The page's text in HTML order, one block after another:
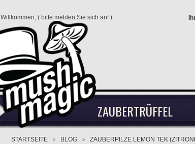
Willkommen, ( bitte melden Sie sich an!)
ZAUBERTRÜFFEL
STARTSEITE > BLOG >
ZAUBERPILZE LEMON TEK